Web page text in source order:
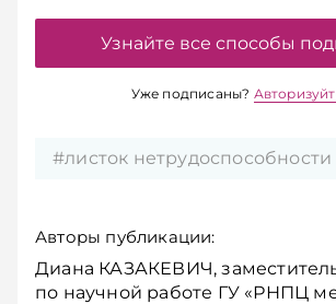
Узнайте все способы
Уже подписаны?
#листок нетрудоспособности
Авторы публикации:
Диана КАЗАКЕВИЧ,
по научной работе ГУ «РНПЦ